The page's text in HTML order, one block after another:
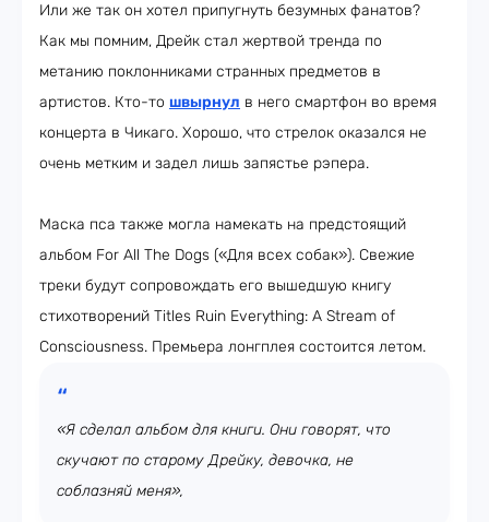
Или же так он хотел припугнуть безумных фанатов?
Как мы помним, Дрейк стал жертвой тренда по
метанию поклонниками странных предметов в
артистов. Кто-то швырнул в него смартфон во время
концерта в Чикаго. Хорошо, что стрелок оказался не
очень метким и задел лишь запястье рэпера.
Маска пса также могла намекать на предстоящий
альбом For All The Dogs («Для всех собак»). Свежие
треки будут сопровождать его вышедшую книгу
стихотворений Titles Ruin Everything: A Stream of
Consciousness. Премьера лонгплея состоится летом.
«Я сделал альбом для книги. Они говорят, что
скучают по старому Дрейку, девочка, не
соблазняй меня»,